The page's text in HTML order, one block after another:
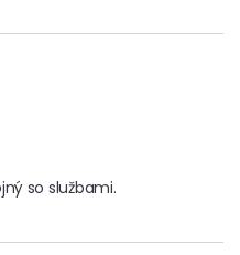
so službami.